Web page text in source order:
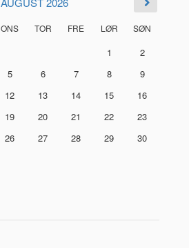
ONS TOR FRE LØR SØN
1
2
5 6 7 8
9
12 13 14 15
16
19 20 21 22
23
26 27 28 29
30